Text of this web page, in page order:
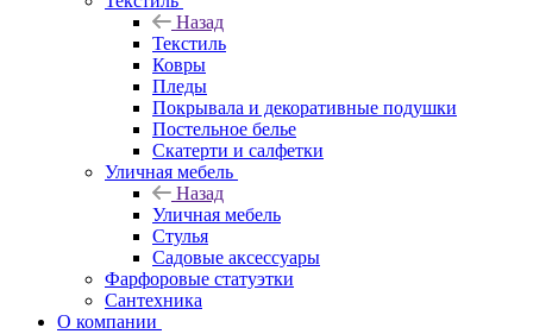
Назад
Текстиль
Ковры
Пледы
Покрывала и декоративные подушки
Постельное белье
Скатерти и салфетки
Уличная мебель
Назад
Уличная мебель
Стулья
Садовые аксессуары
Фарфоровые статуэтки
Сантехника
О компании